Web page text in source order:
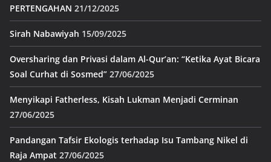
PERTENGAHAN 21/12/2025
Sirah Nabawiyah 15/09/2025
Oversharing dan Privasi dalam Al-Qur’an: “Ketika Ayat Bicara
Soal Curhat di Sosmed” 27/06/2025
Menyikapi Fatherless, Kisah Lukman Menjadi Cerminan
27/06/2025
Pandangan Tafsir Ekologis terhadap Isu Tambang Nikel di
Raja Ampat 27/06/2025